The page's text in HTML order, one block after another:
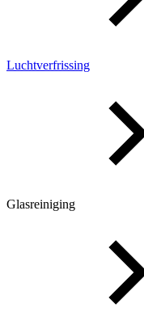
Luchtverfrissing
Glasreiniging